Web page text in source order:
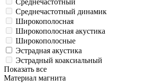
Среднечастотный
Среднечастотный динамик
Широкополосная
Широкополосная акустика
Широкополосные
Эстрадная акустика
Эстрадный коаксиальный
Показать все
Материал магнита